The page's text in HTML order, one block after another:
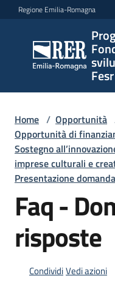
Vai al contenuto
Vai alla navigazione
Vai al footer
Regione Emilia-Romagna
Fesr
regionale
Fondo
europeo di
regionale
Fesr
Programmi
strategie
Home / Opportunità
Opportunità di
Sostegno
imprese culturali e
Presentazione domanda
Faq -
risposte
CondividiVedi azioni